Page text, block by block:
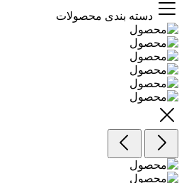
دسته بندی محصولات